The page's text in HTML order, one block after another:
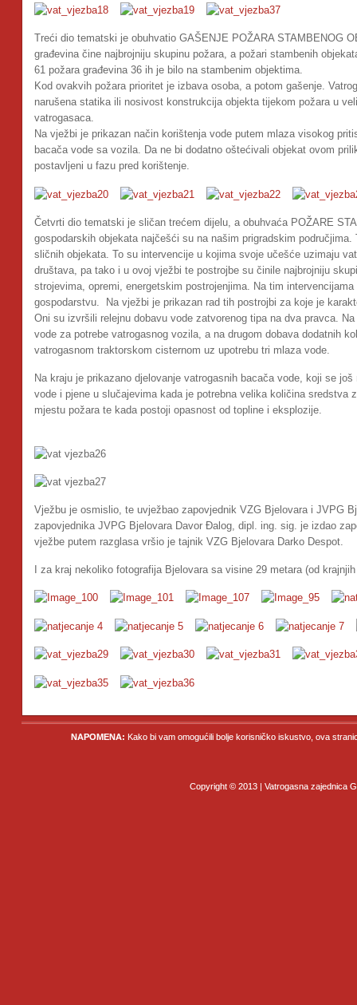
Treći dio tematski je obuhvatio GAŠENJE POŽARA STAMBENOG
građevina čine najbrojniju skupinu požara, a požari stambenih
61 požara građevina 36 ih je bilo na stambenim objektima.
Kod ovakvih požara prioritet je izbava osoba, a potom gašenje.
narušena statika ili nosivost konstrukcija objekta tijekom požara u
vatrogasaca.
Na vježbi je prikazan način korištenja vode putem mlaza visokog
bacača vode sa vozila. Da ne bi dodatno oštećivali objekat ovom
postavljeni u fazu pred korištenje.
Četvrti dio tematski je sličan trećem dijelu, a obuhvaća POŽARE
gospodarskih objekata najčešći su na našim prigradskim
sličnih objekata. To su intervencije u kojima svoje učešće uzimaju
društava, pa tako i u ovoj vježbi te postrojbe su činile najbrojniju
strojevima, opremi, energetskim postrojenjima. Na tim
gospodarstvu. Na vježbi je prikazan rad tih postrojbi za koje je
Oni su izvršili relejnu dobavu vode zatvorenog tipa na dva pravca.
vode za potrebe vatrogasnog vozila, a na drugom dobava dodatnih
vatrogasnom traktorskom cisternom uz upotrebu tri mlaza vode.
Na kraju je prikazano djelovanje vatrogasnih bacača vode, koji se
vode i pjene u slučajevima kada je potrebna velika količina sredstva
mjestu požara te kada postoji opasnost od topline i eksplozije.
Vježbu je osmislio, te uvježbao zapovjednik VZG Bjelovara i JVPG
zapovjednika JVPG Bjelovara Davor Đalog, dipl. ing. sig. je izdao
vježbe putem razglasa vršio je tajnik VZG Bjelovara Darko Despot.
I za kraj nekoliko fotografija Bjelovara sa visine 29 metara (od
NAPOMENA: Kako bi vam omogućili bolje korisničko iskustvo, ova
Copyright © 2013 | Vatrogasna zajednica